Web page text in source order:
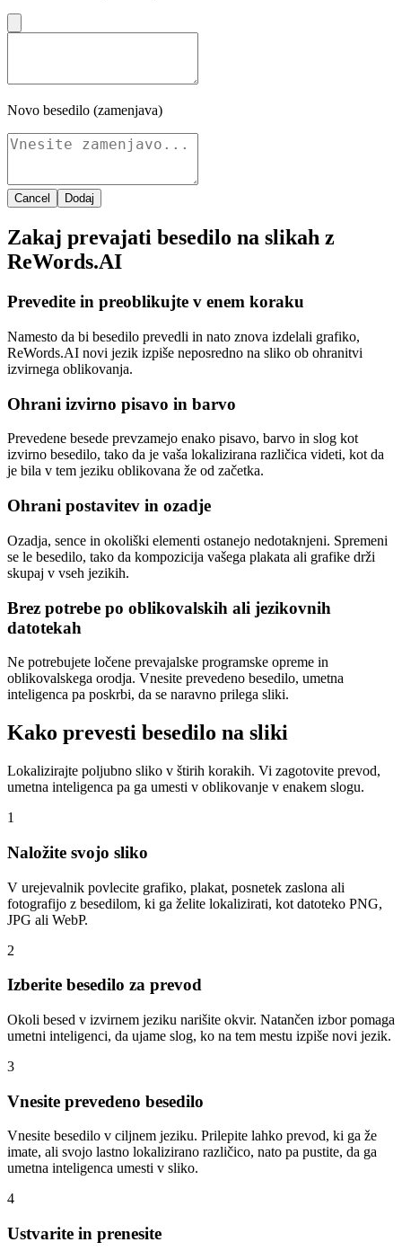
Novo besedilo (zamenjava)
Cancel Dodaj
Zakaj prevajati besedilo na slikah z
ReWords.AI
Prevedite in preoblikujte v enem koraku
Namesto da bi besedilo prevedli in nato znova izdelali grafiko,
ReWords.AI novi jezik izpiše neposredno na sliko ob ohranitvi
izvirnega oblikovanja.
Ohrani izvirno pisavo in barvo
Prevedene besede prevzamejo enako pisavo, barvo in slog kot
izvirno besedilo, tako da je vaša lokalizirana različica videti, kot da
je bila v tem jeziku oblikovana že od začetka.
Ohrani postavitev in ozadje
Ozadja, sence in okoliški elementi ostanejo nedotaknjeni. Spremeni
se le besedilo, tako da kompozicija vašega plakata ali grafike drži
skupaj v vseh jezikih.
Brez potrebe po oblikovalskih ali jezikovnih
datotekah
Ne potrebujete ločene prevajalske programske opreme in
oblikovalskega orodja. Vnesite prevedeno besedilo, umetna
inteligenca pa poskrbi, da se naravno prilega sliki.
Kako prevesti besedilo na sliki
Lokalizirajte poljubno sliko v štirih korakih. Vi zagotovite prevod,
umetna inteligenca pa ga umesti v oblikovanje v enakem slogu.
1
Naložite svojo sliko
V urejevalnik povlecite grafiko, plakat, posnetek zaslona ali
fotografijo z besedilom, ki ga želite lokalizirati, kot datoteko PNG,
JPG ali WebP.
2
Izberite besedilo za prevod
Okoli besed v izvirnem jeziku narišite okvir. Natančen izbor pomaga
umetni inteligenci, da ujame slog, ko na tem mestu izpiše novi jezik.
3
Vnesite prevedeno besedilo
Vnesite besedilo v ciljnem jeziku. Prilepite lahko prevod, ki ga že
imate, ali svojo lastno lokalizirano različico, nato pa pustite, da ga
umetna inteligenca umesti v sliko.
4
Ustvarite in prenesite